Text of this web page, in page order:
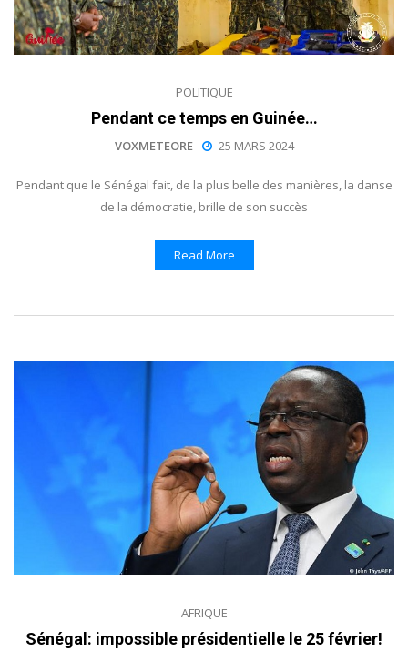
POLITIQUE
Pendant ce temps en Guinée…
VOXMETEORE 25 MARS 2024
Pendant que le Sénégal fait, de la plus belle des manières, la danse
de la démocratie, brille de son succès
Read More
AFRIQUE
Sénégal: impossible présidentielle le 25 février!